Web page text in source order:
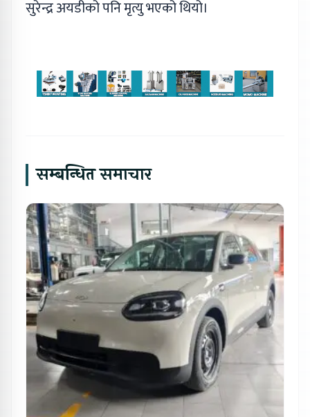
सुरेन्द्र अयडीको पनि मृत्यु भएको थियो।
सम्बन्धित समाचार